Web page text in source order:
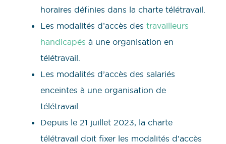
horaires définies dans la charte télétravail.
Les modalités d’accès des travailleurs
handicapés à une organisation en
télétravail.
Les modalités d’accès des salariés
enceintes à une organisation de
télétravail.
Depuis le 21 juillet 2023, la charte
télétravail doit fixer les modalités d’accès